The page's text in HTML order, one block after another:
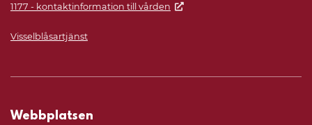
1177 - kontaktinformation till vården
Visselblåsartjänst
Webbplatsen